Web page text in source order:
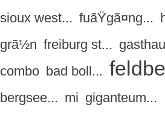
sioux west... fuãŸgã¤ng...
grã½n freiburg st...
combo bad boll...
bergsee... mi giganteum...